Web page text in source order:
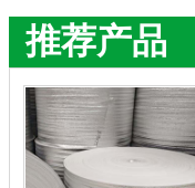
推荐产品